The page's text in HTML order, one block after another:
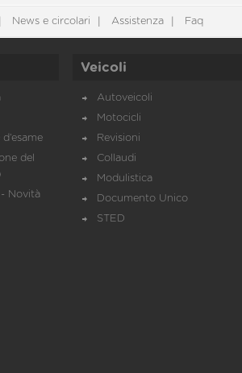
News e circolari Assistenza Faq
del
Novità
Veicoli
Autoveicoli
Motocicli
Revisioni
Collaudi
Modulistica
Documento Unico
STED